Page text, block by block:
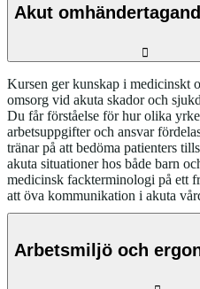
Akut
Kursen ger kunskap i medicinskt
omsorg vid akuta skador och
Du får förståelse för hur olika
arbetsuppgifter och ansvar
tränar på att bedöma patienters
akuta situationer hos både barn
medicinsk fackterminologi på ett
att öva kommunikation i akuta
Arbetsmiljö och